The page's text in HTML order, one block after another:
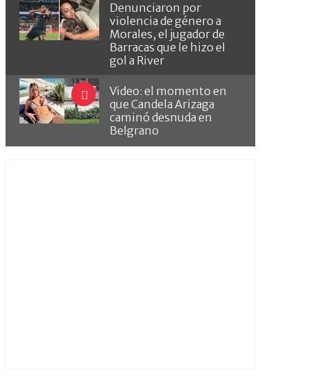
Denunciaron por
violencia de género a
Morales, el jugador de
Barracas que le hizo el
gol a River
Video: el momento en
que Candela Arizaga
caminó desnuda en
Belgrano